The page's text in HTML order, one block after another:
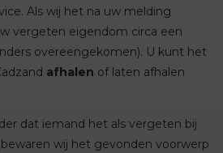
Als wij het na uw melding
vergeten eigendom circa een
overeengekomen). U kunt het
afhalen of laten afhalen
dat iemand het als vergeten bij
wij het gevonden voorwerp